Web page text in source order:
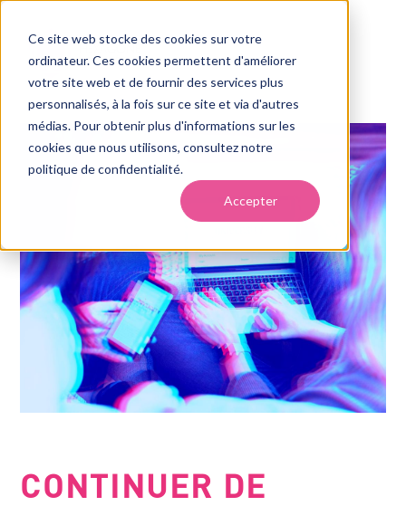
Ce site web stocke des cookies sur votre
ordinateur. Ces cookies permettent d'améliorer
votre site web et de fournir des services plus
personnalisés, à la fois sur ce site et via d'autres
médias. Pour obtenir plus d'informations sur les
cookies que nous utilisons, consultez notre
politique de confidentialité.
Accepter
CONTINUER DE